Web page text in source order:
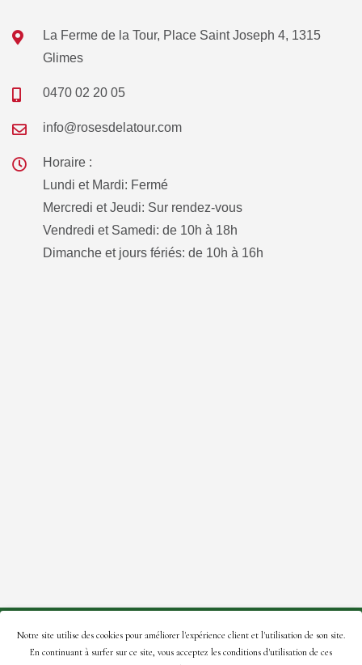
La Ferme de la Tour, Place Saint Joseph 4, 1315
Glimes
0470 02 20 05
info@rosesdelatour.com
Horaire :
Lundi et Mardi: Fermé
Mercredi et Jeudi: Sur rendez-vous
Vendredi et Samedi: de 10h à 18h
Dimanche et jours fériés: de 10h à 16h
© 2021 Roses de la Tour – Site créé par:A2Com.
En naviguant sur ce site, vous acceptez notrepolitique de
Notre site utilise des cookies pour améliorer l'expérience client et l'utilisation de son site.
En continuant à surfer sur ce site, vous acceptez les conditions d'utilisation de ces